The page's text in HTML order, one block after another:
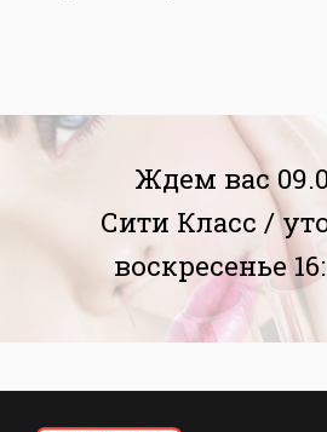
Ждем вас
Сити Класс /
воскресенье